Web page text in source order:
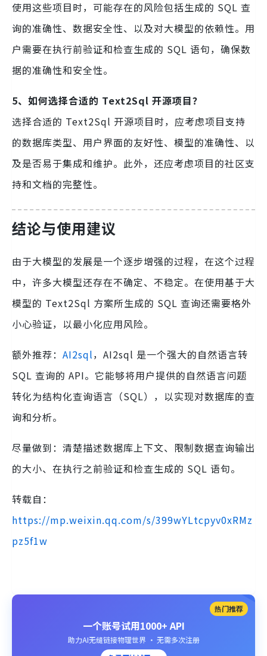
使用这些项目时，可能存在的风险包括生成的 SQL 查
询的准确性、数据安全性、以及对大模型的依赖性。用
户需要在执行前验证和检查生成的 SQL 语句，确保数
据的准确性和安全性。
5、如何选择合适的 Text2Sql 开源项目？
选择合适的 Text2Sql 开源项目时，应考虑项目支持
的数据库类型、用户界面的友好性、模型的准确性、以
及是否易于集成和维护。此外，还应考虑项目的社区支
持和文档的完整性。
结论与使用建议
由于大模型的发展是一个逐步增强的过程，在这个过程
中，许多大模型还存在不确定、不稳定。在使用基于大
模型的 Text2Sql 方案所生成的 SQL 查询还需要格外
小心验证，以最小化应用风险。
额外推荐： AI2sql，AI2sql 是一个强大的自然语言转
SQL 查询的 API。它能够将用户提供的自然语言问题
转化为结构化查询语言（SQL），以实现对数据库的查
询和分析。
尽量做到：清楚描述数据库上下文、限制数据查询输出
的大小、在执行之前验证和检查生成的 SQL 语句。
转载自：
https://mp.weixin.qq.com/s/399wYLtcpyv0xRMz
pz5f1w
热门推荐
一个账号试用1000+ API
助力AI无缝链接物理世界 · 无需多次注册